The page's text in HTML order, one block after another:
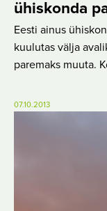
ühiskonda
Eesti ainus
kuulutas välja
paremaks muuta.
07.10.2013